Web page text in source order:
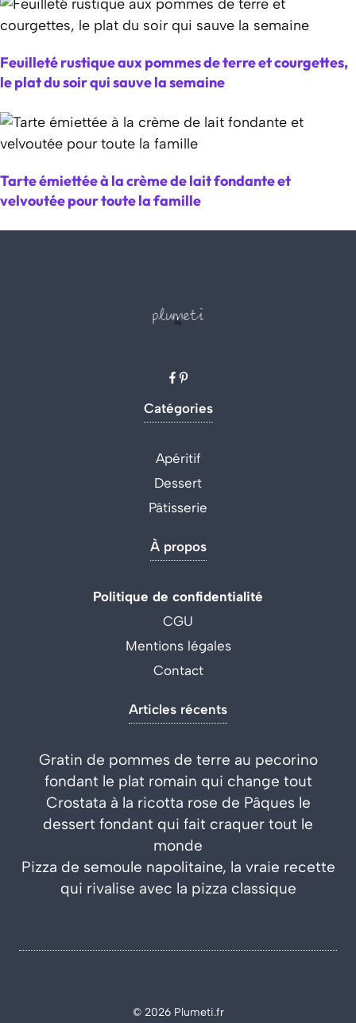
Feuilleté rustique aux pommes de terre et courgettes,
le plat du soir qui sauve la semaine
Tarte émiettée à la crème de lait fondante et
velvoutée pour toute la famille
Catégories
Apéritif
Dessert
Pâtisserie
À propos
Politique de confidentialité
CGU
Mentions légales
Contact
Articles récents
Gratin de pommes de terre au pecorino
fondant le plat romain qui change tout
Crostata à la ricotta rose de Pâques le
dessert fondant qui fait craquer tout le
monde
Pizza de semoule napolitaine, la vraie recette
qui rivalise avec la pizza classique
© 2026 Plumeti.fr